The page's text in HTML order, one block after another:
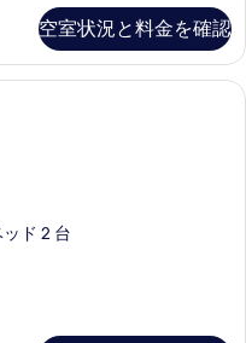
空室状況と料金を確認
ミリー スイート | 高級寝具、羽
ド 2 台